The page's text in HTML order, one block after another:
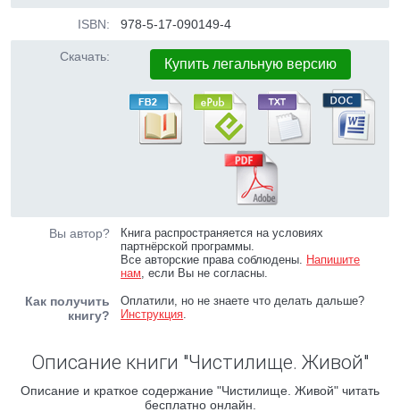
ISBN: 978-5-17-090149-4
Скачать: Купить легальную версию
Вы автор?
Книга распространяется на условиях
партнёрской программы.
Все авторские права соблюдены. Напишите
нам, если Вы не согласны.
Как получить
книгу?
Оплатили, но не знаете что делать дальше?
Инструкция.
Описание книги "Чистилище. Живой"
Описание и краткое содержание "Чистилище. Живой" читать
бесплатно онлайн.